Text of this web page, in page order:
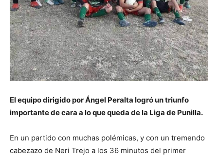
El equipo dirigido por Ángel Peralta logró un triunfo
importante de cara a lo que queda de la Liga de Punilla.
En un partido con muchas polémicas, y con un tremendo
cabezazo de Neri Trejo a los 36 minutos del primer